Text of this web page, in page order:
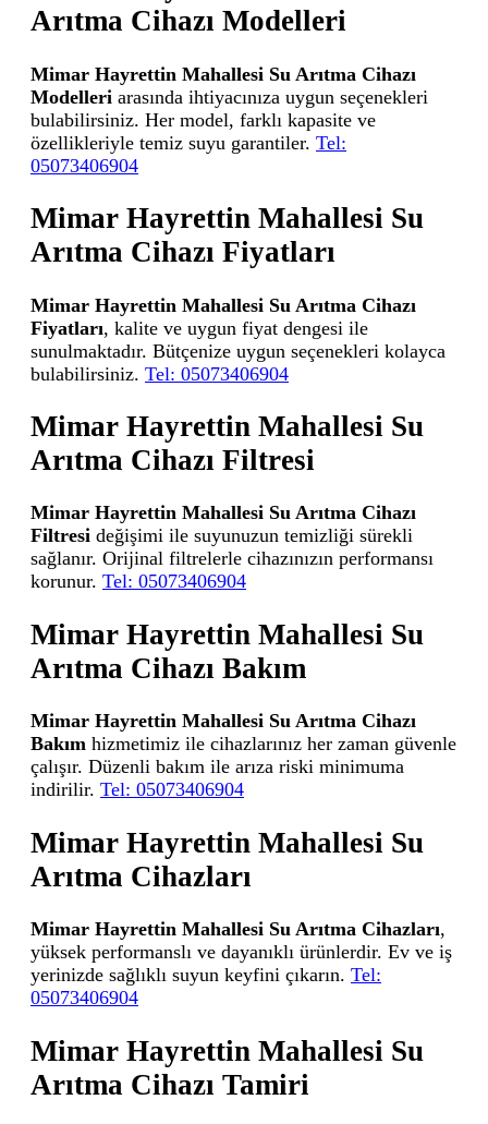
Arıtma Cihazı Modelleri
Mimar Hayrettin Mahallesi Su Arıtma Cihazı
Modelleri arasında ihtiyacınıza uygun seçenekleri
bulabilirsiniz. Her model, farklı kapasite ve
özellikleriyle temiz suyu garantiler. Tel:
05073406904
Mimar Hayrettin Mahallesi Su
Arıtma Cihazı Fiyatları
Mimar Hayrettin Mahallesi Su Arıtma Cihazı
Fiyatları, kalite ve uygun fiyat dengesi ile
sunulmaktadır. Bütçenize uygun seçenekleri kolayca
bulabilirsiniz. Tel: 05073406904
Mimar Hayrettin Mahallesi Su
Arıtma Cihazı Filtresi
Mimar Hayrettin Mahallesi Su Arıtma Cihazı
Filtresi değişimi ile suyunuzun temizliği sürekli
sağlanır. Orijinal filtrelerle cihazınızın performansı
korunur. Tel: 05073406904
Mimar Hayrettin Mahallesi Su
Arıtma Cihazı Bakım
Mimar Hayrettin Mahallesi Su Arıtma Cihazı
Bakım hizmetimiz ile cihazlarınız her zaman güvenle
çalışır. Düzenli bakım ile arıza riski minimuma
indirilir. Tel: 05073406904
Mimar Hayrettin Mahallesi Su
Arıtma Cihazları
Mimar Hayrettin Mahallesi Su Arıtma Cihazları,
yüksek performanslı ve dayanıklı ürünlerdir. Ev ve iş
yerinizde sağlıklı suyun keyfini çıkarın. Tel:
05073406904
Mimar Hayrettin Mahallesi Su
Arıtma Cihazı Tamiri